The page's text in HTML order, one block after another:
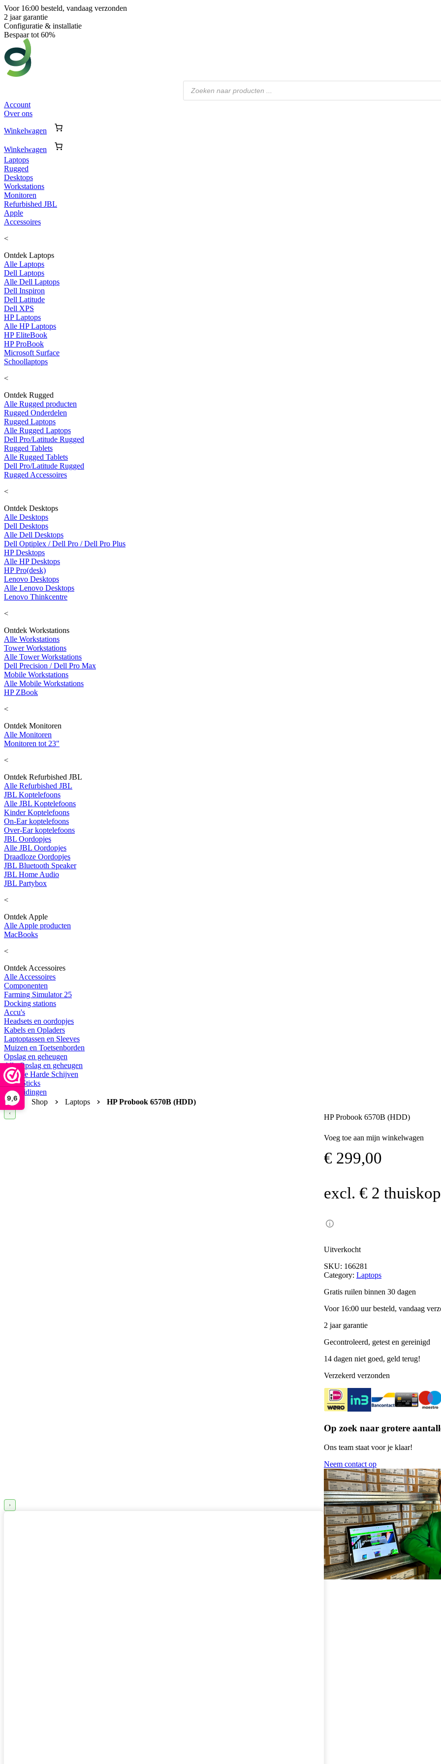
9,6
Voor 16:00 besteld, vandaag verzonden
2 jaar garantie
Configuratie & installatie
Bespaar tot 60%
Producten
zoeken
Account
Over ons
Winkelwagen
Winkelwagen
Laptops
Rugged
Desktops
Workstations
Monitoren
Refurbished JBL
Apple
Accessoires
<
Ontdek Laptops
Alle Laptops
Dell Laptops
Alle Dell Laptops
Dell Inspiron
Dell Latitude
Dell XPS
HP Laptops
Alle HP Laptops
HP EliteBook
HP ProBook
Microsoft Surface
Schoollaptops
<
Ontdek Rugged
Alle Rugged producten
Rugged Onderdelen
Rugged Laptops
Alle Rugged Laptops
Dell Pro/Latitude Rugged
Rugged Tablets
Alle Rugged Tablets
Dell Pro/Latitude Rugged
Rugged Accessoires
<
Ontdek Desktops
Alle Desktops
Dell Desktops
Alle Dell Desktops
Dell Optiplex / Dell Pro / Dell Pro Plus
HP Desktops
Alle HP Desktops
HP Pro(desk)
Lenovo Desktops
Alle Lenovo Desktops
Lenovo Thinkcentre
<
Ontdek Workstations
Alle Workstations
Tower Workstations
Alle Tower Workstations
Dell Precision / Dell Pro Max
Mobile Workstations
Alle Mobile Workstations
HP ZBook
<
Ontdek Monitoren
Alle Monitoren
Monitoren tot 23"
<
Ontdek Refurbished JBL
Alle Refurbished JBL
JBL Koptelefoons
Alle JBL Koptelefoons
Kinder Koptelefoons
On-Ear koptelefoons
Over-Ear koptelefoons
JBL Oordopjes
Alle JBL Oordopjes
Draadloze Oordopjes
JBL Bluetooth Speaker
JBL Home Audio
JBL Partybox
<
Ontdek Apple
Alle Apple producten
MacBooks
<
Ontdek Accessoires
Alle Accessoires
Componenten
Farming Simulator 25
Docking stations
Accu's
Headsets en oordopjes
Kabels en Opladers
Laptoptassen en Sleeves
Muizen en Toetsenborden
Opslag en geheugen
Alle Opslag en geheugen
Externe Harde Schijven
USB Sticks
Uitbreidingen
Home
Shop Laptops
HP Probook 6570B (HDD)
HP Probook 6570B (HDD)
Voeg toe aan mijn winkelwagen
€ 299,00
excl. € 2
Uitverkocht
SKU: 166281
Category: Laptops
Gratis ruilen binnen 30 dagen
Voor 16:00 uur besteld, vandaag
2 jaar garantie
Gecontroleerd, getest en gereinigd
14 dagen niet goed, geld terug!
Verzekerd verzonden
Op zoek naar grotere
Ons team staat voor je klaar!
Neem contact op